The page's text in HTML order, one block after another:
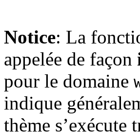
Notice: La
appelée de façon
pour le domaine
indique
thème